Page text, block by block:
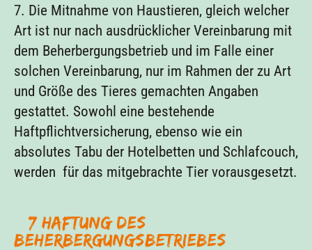
7. Die Mitnahme von Haustieren, gleich welcher
Art ist nur nach ausdrücklicher Vereinbarung mit
dem Beherbergungsbetrieb und im Falle einer
solchen Vereinbarung, nur im Rahmen der zu Art
und Größe des Tieres gemachten Angaben
gestattet. Sowohl eine bestehende
Haftpflichtversicherung, ebenso wie ein
absolutes Tabu der Hotelbetten und Schlafcouch,
werden für das mitgebrachte Tier vorausgesetzt.
§ 7 Haftung des
Beherbergungsbetriebes